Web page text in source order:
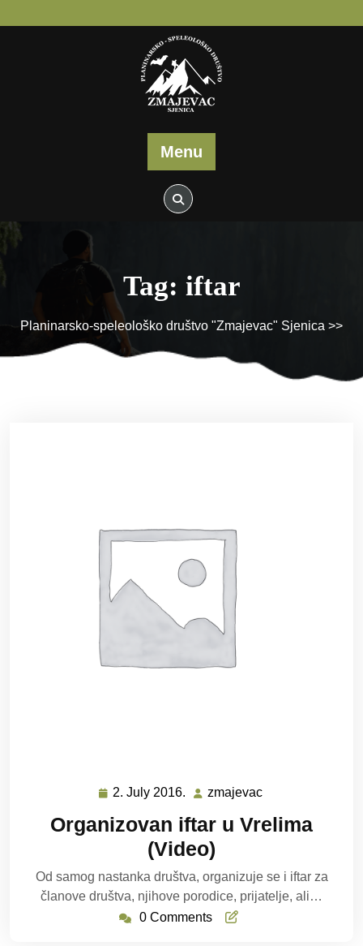
to
Menu
Tag: iftar
Planinarsko-speleološko društvo "Zmajevac" Sjenica >>
2. July 2016.
2.
2016.
zmajevac
Organizovan iftar u Vrelima
(Video)
Od samog nastanka društva, organizuje se i iftar za
članove društva, njihove porodice, prijatelje, ali…
0 Comments